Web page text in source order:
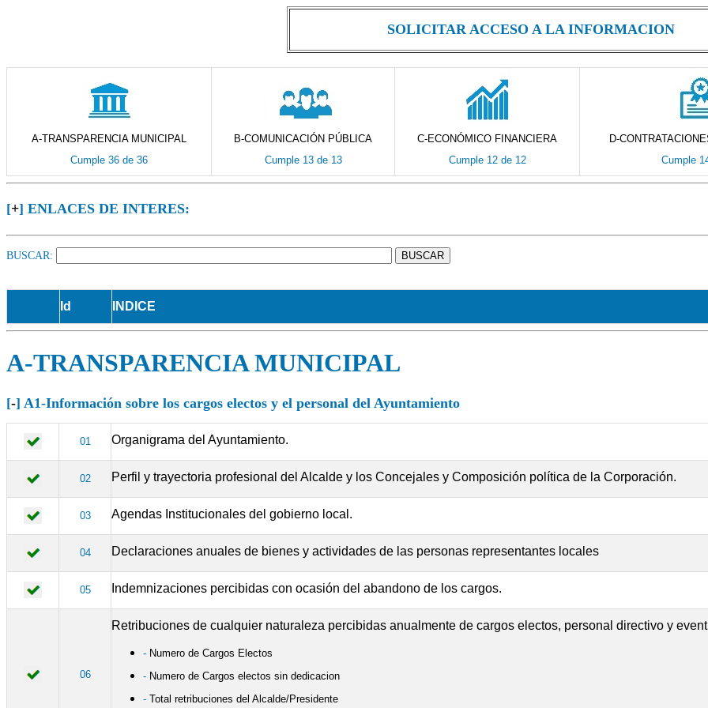
SOLICITAR ACCESO A LA INFORMACION
A-TRANSPARENCIA MUNICIPAL
Cumple 36 de 36
B-COMUNICACIÓN PÚBLICA
Cumple 13 de 13
C-ECONÓMICO FINANCIERA
Cumple 12 de 12
D-
Cumple
[+] ENLACES DE INTERES:
BUSCAR:
Id INDICE
A-TRANSPARENCIA MUNICIPAL
[-] A1-Información sobre los cargos electos y el personal del Ayuntamiento
01 Organigrama del Ayuntamiento.
02 Perfil y trayectoria profesional del Alcalde y los Concejales y Composición política de la Corporación.
03 Agendas Institucionales del gobierno local.
04 Declaraciones anuales de bienes y actividades de las personas representantes locales
05 Indemnizaciones percibidas con ocasión del abandono de los cargos.
06
Retribuciones de cualquier naturaleza percibidas anualmente de cargos electos, personal directivo y
- Numero de Cargos Electos
- Numero de Cargos electos sin dedicacion
- Total retribuciones del Alcalde/Presidente